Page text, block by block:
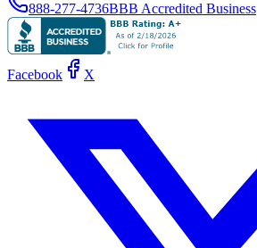
888-277-4736BBB Accredited Business
Facebook X